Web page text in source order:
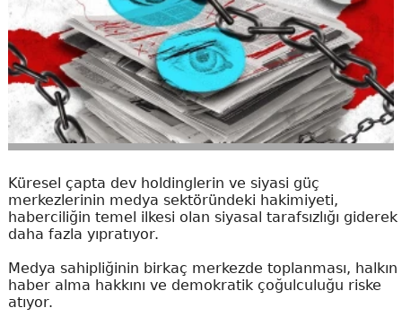
Küresel çapta dev holdinglerin ve siyasi güç
merkezlerinin medya sektöründeki hakimiyeti,
haberciliğin temel ilkesi olan siyasal tarafsızlığı giderek
daha fazla yıpratıyor.
Medya sahipliğinin birkaç merkezde toplanması, halkın
haber alma hakkını ve demokratik çoğulculuğu riske
atıyor.